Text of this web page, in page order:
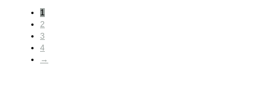
1
2
3
4
→